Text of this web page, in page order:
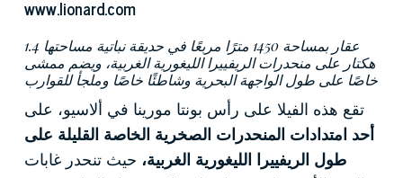
www.lionard.com
عقار بمساحة 1450 مترًا مربعًا في حديقة نباتية مساحتها 1.4
هكتار على منحدرات الريفييرا الليغورية الغربية، ويضم ممشى
خاصًا على طول الواجهة البحرية وشاطئًا خاصًا وملجأ للقوارب
تقع هذه الفيلا على رأس بونتا مورينا في ألاسيو، على
أحد امتدادات المنحدرات الصخرية الخاصة القليلة على
طول الريفييرا الليغورية الغربية، حيث تنحدر غابات